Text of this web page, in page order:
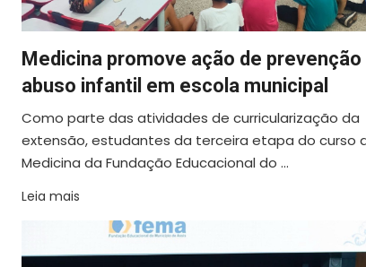
Medicina promove ação de prevenção
abuso infantil em escola municipal
Como parte das atividades de curricularização da
extensão, estudantes da terceira etapa do curso
Medicina da Fundação Educacional do ...
Leia mais